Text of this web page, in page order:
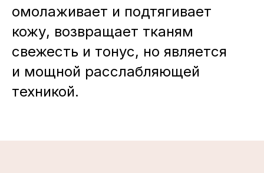
омолаживает и подтягивает
кожу, возвращает тканям
свежесть и тонус, но является
и мощной расслабляющей
техникой.